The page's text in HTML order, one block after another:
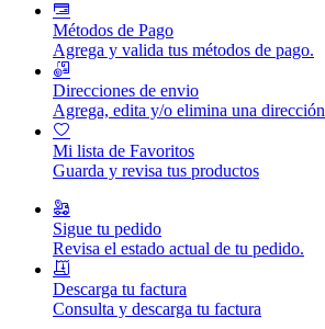
Métodos de Pago
Agrega y valida tus métodos de pago.
Direcciones de envio
Agrega, edita y/o elimina una dirección
Mi lista de Favoritos
Guarda y revisa tus productos
Sigue tu pedido
Revisa el estado actual de tu pedido.
Descarga tu factura
Consulta y descarga tu factura